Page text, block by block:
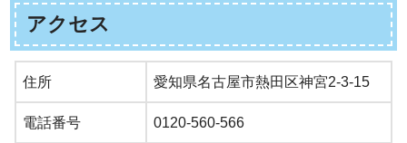
アクセス
住所 愛知県名古屋市熱田区神宮2-3-15
電話番号 0120-560-566